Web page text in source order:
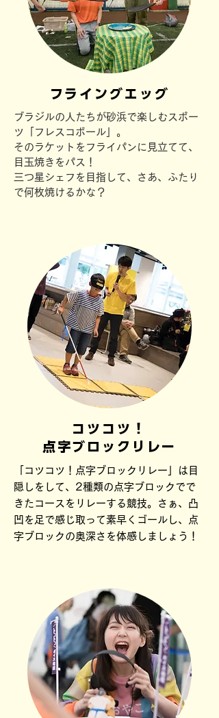
フライングエッグ
ブラジルの人たちが砂浜で楽しむスポー
ツ「フレスコボール」。
そのラケットをフライパンに見立てて、
目玉焼きをパス！
三つ星シェフを目指して、さあ、ふたり
で何枚焼けるかな？
コツコツ！
点字ブロックリレー
「コツコツ！点字ブロックリレー」は目
隠しをして、2種類の点字ブロックでで
きたコースをリレーする競技。さぁ、凸
凹を足で感じ取って素早くゴールし、点
字ブロックの奥深さを体感しましょう！